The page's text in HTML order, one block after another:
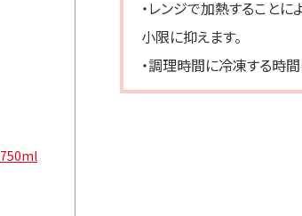
・レンジで加熱すること
小限に抑えます。
・調理時間に冷凍する時
750ml